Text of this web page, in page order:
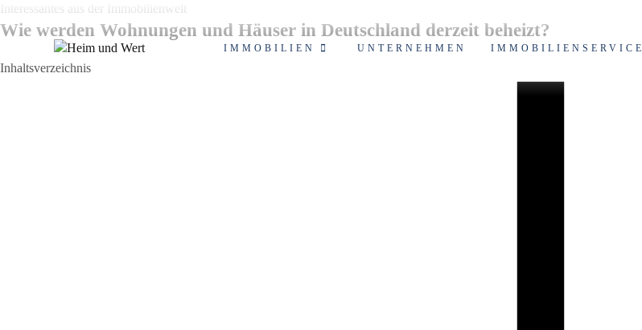
Zum
Inhalt
springen
IMMOBILIEN UNTERNEHMEN IMMOBILIENSERVICE
Interessantes aus der Immobilienwelt
Wie werden Wohnungen und Häuser in Deutschland derzeit beheizt?
Inhaltsverzeichnis